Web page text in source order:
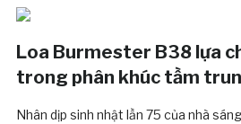
Loa Burmester B38 lựa
trong phân khúc tầm
Nhân dịp sinh nhật lần 75 của nhà